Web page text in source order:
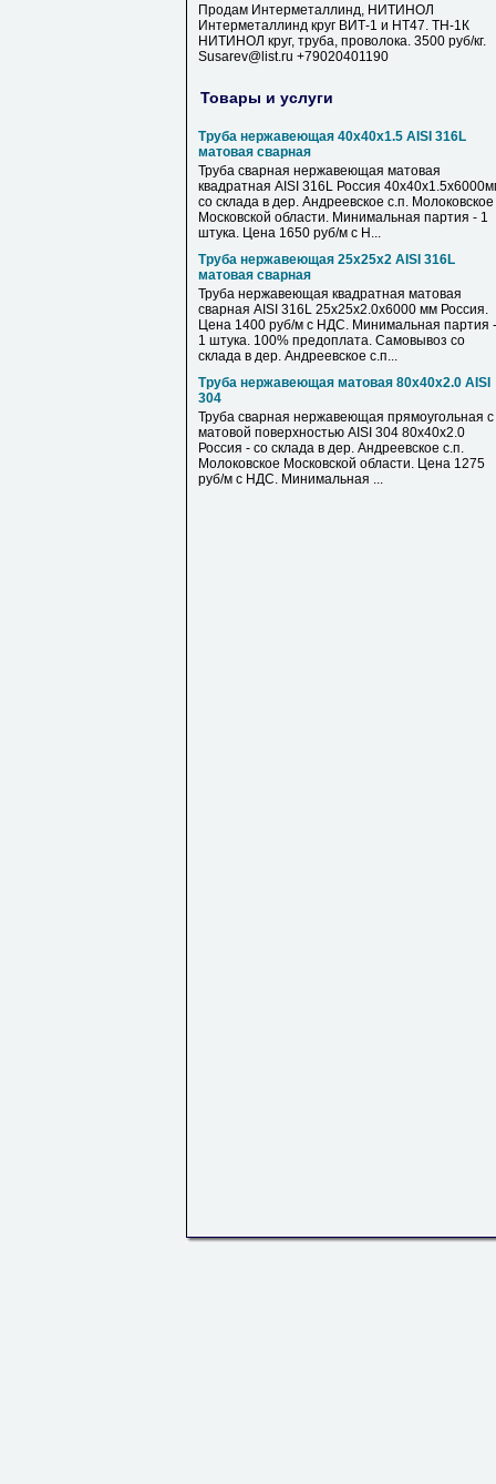
Продам Интерметаллинд, НИТИНОЛ
Интерметаллинд круг ВИТ-1 и НТ47. ТН-1К
НИТИНОЛ круг, труба, проволока. 3500 руб/кг.
Susarev@list.ru +79020401190
Товары и услуги
Труба нержавеющая 40х40х1.5 AISI 316L
матовая сварная
Труба сварная нержавеющая матовая
квадратная AISI 316L Россия
со склада в дер. Андреевское с.п. Молоковское
Московской области. Минимальная партия - 1
штука. Цена 1650 руб/м с Н...
Труба нержавеющая 25х25х2 AISI 316L
матовая сварная
Труба нержавеющая квадратная матовая
сварная AISI 316L 25х25х2.0х6000 мм Россия.
Цена 1400 руб/м с НДС. Минимальная партия -
1 штука. 100% предоплата. Самовывоз со
склада в дер. Андреевское с.п...
Труба нержавеющая матовая 80х40х2.0 AISI
304
Труба сварная нержавеющая прямоугольная с
матовой поверхностью AISI 304 80х40х2.0
Россия - со склада в дер. Андреевское с.п.
Молоковское Московской области. Цена 1275
руб/м с НДС. Минимальная ...